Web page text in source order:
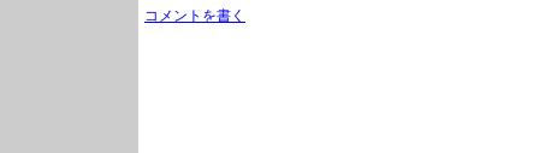
コメントを書く